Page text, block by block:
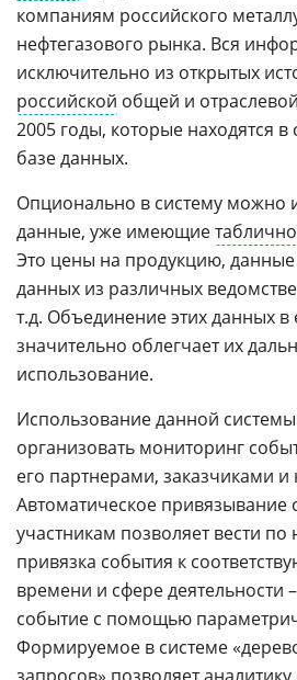
компаниям российского
нефтегазового рынка. Вся
исключительно из открытых
российской общей и
2005 годы, которые находятся
базе данных.
Опционально в систему можно
данные, уже имеющие
Это цены на продукцию,
данных из различных
т.д. Объединение этих данных
значительно облегчает их
использование.
Использование данной
организовать мониторинг
его партнерами, заказчиками и
Автоматическое привязывание
участникам позволяет вести по
привязка события к
времени и сфере деятельности
событие с помощью
Формируемое в системе